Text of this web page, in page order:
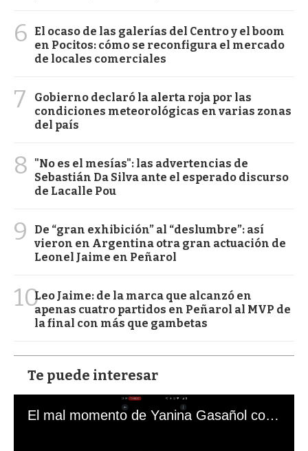
6
El ocaso de las galerías del Centro y el boom
en Pocitos: cómo se reconfigura el mercado
de locales comerciales
7
Gobierno declaró la alerta roja por las
condiciones meteorológicas en varias zonas
del país
8
"No es el mesías": las advertencias de
Sebastián Da Silva ante el esperado discurso
de Lacalle Pou
9
De “gran exhibición” al “deslumbre”: así
vieron en Argentina otra gran actuación de
Leonel Jaime en Peñarol
10Leo Jaime: de la marca que alcanzó en
apenas cuatro partidos en Peñarol al MVP de
la final con más que gambetas
Te puede interesar
El mal momento de Yanina Gasañol con un hincha argentino en "Subrayado"